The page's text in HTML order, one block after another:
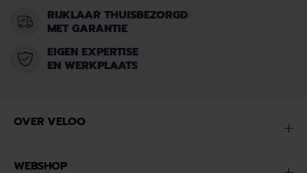
RIJKLAAR THUISBEZORGD
MET GARANTIE
EIGEN EXPERTISE
EN WERKPLAATS
OVER VELOO
WEBSHOP